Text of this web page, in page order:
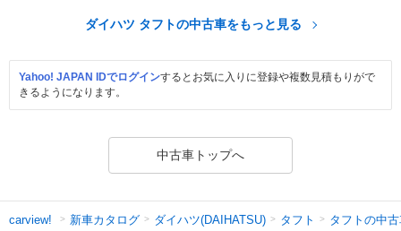
ダイハツ タフトの中古車をもっと見る
Yahoo! JAPAN IDでログインするとお気に入りに登録や複数見積もりがで
きるようになります。
中古車トップへ
carview! 新車カタログ ダイハツ(DAIHATSU) タフト タフトの中